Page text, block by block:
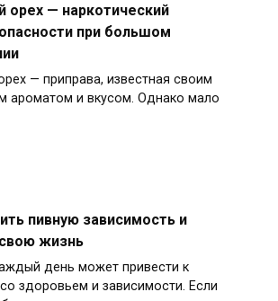
орех — наркотический
при большом
— приправа, известная своим
ароматом и вкусом. Однако мало
пивную зависимость и
жизнь
день может привести к
здоровьем и зависимости. Если